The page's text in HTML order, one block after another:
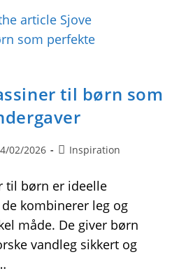
til børn som
02/2026
PostInspiration
til børn er ideelle
kombinerer leg og
måde. De giver børn
vandleg sikkert og